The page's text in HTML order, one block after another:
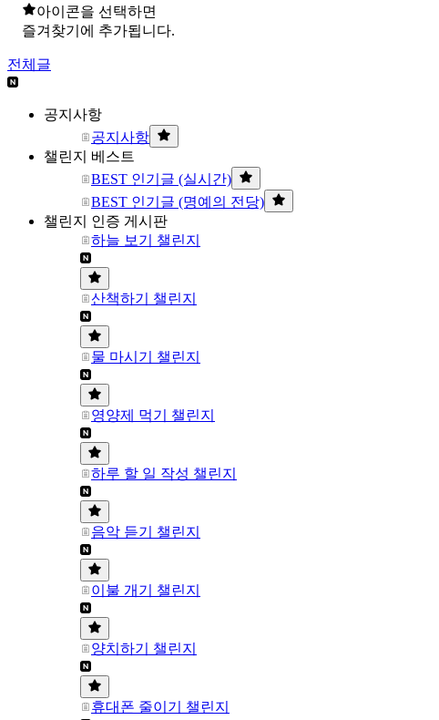
아이콘을 선택하면
즐겨찾기에 추가됩니다.
전체글
공지사항
공지사항
챌린지 베스트
BEST 인기글 (실시간)
BEST 인기글 (명예의 전당)
챌린지 인증 게시판
하늘 보기 챌린지
산책하기 챌린지
물 마시기 챌린지
영양제 먹기 챌린지
하루 할 일 작성 챌린지
음악 듣기 챌린지
이불 개기 챌린지
양치하기 챌린지
휴대폰 줄이기 챌린지